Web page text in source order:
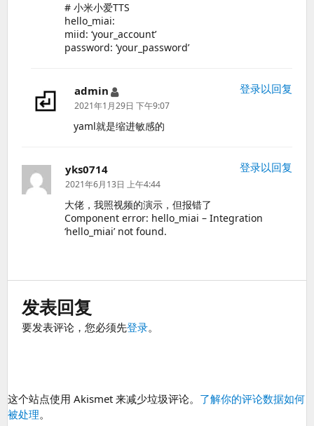
# 小米小爱TTS
hello_miai:
miid: ‘your_account’
password: ‘your_password’
admin
说
道：
2021年1月29日 下午9:07
yaml就是缩进敏感的
登录以回复
yks0714
道：
2021年6月13日 上午4:44
大佬，我照视频的演示，但报错了
Component error: hello_miai – Integration
‘hello_miai’ not found.
登录以回复
发表回复
要发表评论，您必须先登录。
这个站点使用 Akismet 来减少垃圾评论。 了解你的评论数据如何
被处理。